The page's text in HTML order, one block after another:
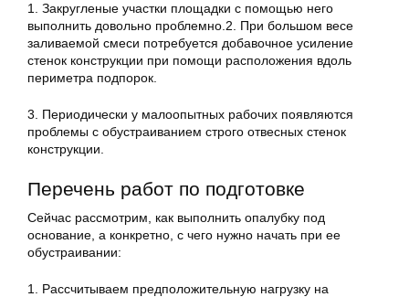
1. Закругленые участки площадки с помощью него
выполнить довольно проблемно.2. При большом весе
заливаемой смеси потребуется добавочное усиление
стенок конструкции при помощи расположения вдоль
периметра подпорок.
3. Периодически у малоопытных рабочих появляются
проблемы с обустраиванием строго отвесных стенок
конструкции.
Перечень работ по подготовке
Сейчас рассмотрим, как выполнить опалубку под
основание, а конкретно, с чего нужно начать при ее
обустраивании:
1. Рассчитываем предположительную нагрузку на